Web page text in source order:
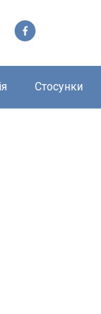
Стосунки